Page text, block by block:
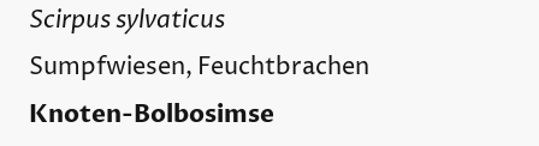
Scirpus sylvaticus
Sumpfwiesen, Feuchtbrachen
Knoten-Bolbosimse